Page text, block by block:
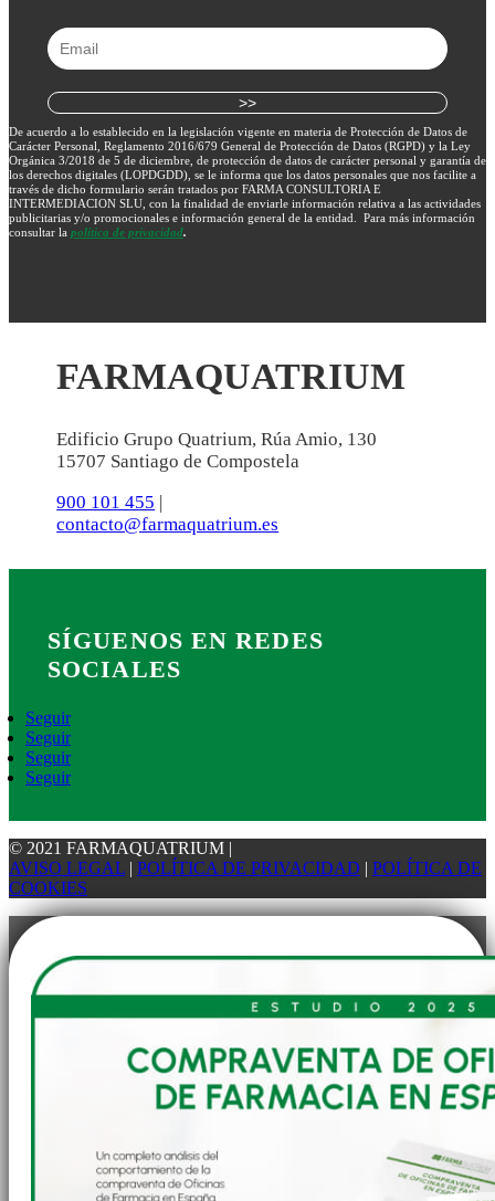
De acuerdo a lo establecido en la legislación vigente en materia de Protección de Datos de
Carácter Personal, Reglamento 2016/679 General de Protección de Datos (RGPD) y la Ley
Orgánica 3/2018 de 5 de diciembre, de protección de datos de carácter personal y garantía de
los derechos digitales (LOPDGDD), se le informa que los datos personales que nos facilite a
través de dicho formulario serán tratados por FARMA CONSULTORIA E
INTERMEDIACION SLU, con la finalidad de enviarle información relativa a las actividades
publicitarias y/o promocionales e información general de la entidad. Para más información
consultar la política de privacidad.
FARMAQUATRIUM
Edificio Grupo Quatrium, Rúa Amio, 130
15707 Santiago de Compostela
900 101 455 |
contacto@farmaquatrium.es
SÍGUENOS EN REDES
SOCIALES
Seguir
Seguir
Seguir
Seguir
© 2021 FARMAQUATRIUM |
AVISO LEGAL | POLÍTICA DE PRIVACIDAD | POLÍTICA DE
COOKIES